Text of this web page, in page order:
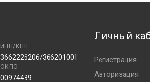
ИНН/КПП
3662226206/366201001
ОКПО
00974439
Личный
Регистрация
Авторизация